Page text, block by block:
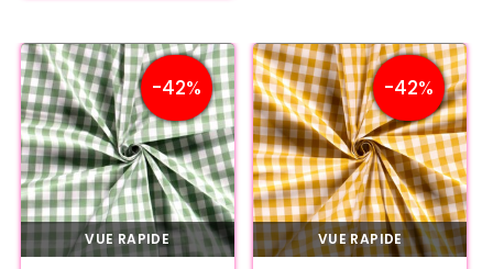
-42%
VUE RAPIDE
-42%
VUE RAPIDE